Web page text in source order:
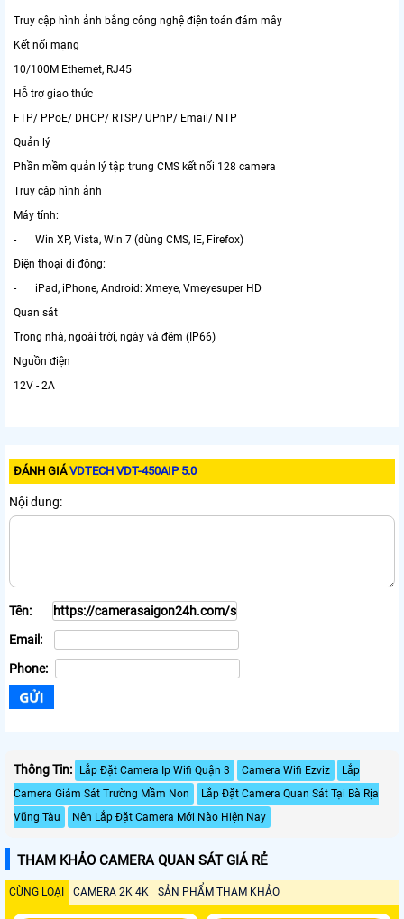
Truy cập hình ảnh bằng công nghệ điện toán đám mây
Kết nối mạng
10/100M Ethernet, RJ45
Hỗ trợ giao thức
FTP/ PPoE/ DHCP/ RTSP/ UPnP/ Email/ NTP
Quản lý
Phần mềm quản lý tập trung CMS kết nối 128 camera
Truy cập hình ảnh
Máy tính:
- Win XP, Vista, Win 7 (dùng CMS, IE, Firefox)
Điện thoại di động:
- iPad, iPhone, Android: Xmeye, Vmeyesuper HD
Quan sát
Trong nhà, ngoài trời, ngày và đêm (IP66)
Nguồn điện
12V - 2A
ĐÁNH GIÁVDTECH VDT-450AIP 5.0
Nội dung:
Tên:
Email:
Phone:
Thông Tin: Lắp Đặt Camera Ip Wifi Quận 3 Camera Wifi Ezviz
Lắp
Camera Giám Sát Trường Mầm Non
Lắp Đặt Camera Quan Sát Tại Bà Rịa
Vũng Tàu
Nên Lắp Đặt Camera Mới Nào Hiện Nay
THAM KHẢO CAMERA QUAN SÁT GIÁ RẺ
CÙNG LOẠI CAMERA 2K 4K SẢN PHẨM THAM KHẢO